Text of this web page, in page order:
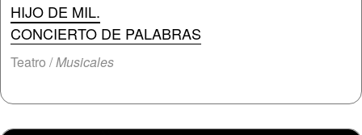
HIJO DE MIL.
CONCIERTO DE PALABRAS
Teatro /Musicales